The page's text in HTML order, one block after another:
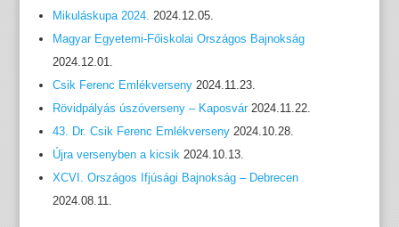
Mikuláskupa 2024. 2024.12.05.
Magyar Egyetemi-Főiskolai Országos Bajnokság
2024.12.01.
Csik Ferenc Emlékverseny 2024.11.23.
Rövidpályás úszóverseny – Kaposvár 2024.11.22.
43. Dr. Csik Ferenc Emlékverseny 2024.10.28.
Újra versenyben a kicsik 2024.10.13.
XCVI. Országos Ifjúsági Bajnokság – Debrecen
2024.08.11.